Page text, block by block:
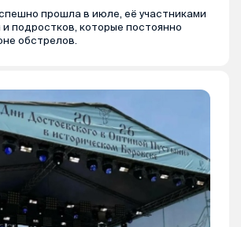
прошла в июле, её участниками
подростков, которые постоянно
обстрелов.